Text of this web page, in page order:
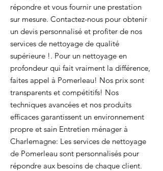
répondre et vous fournir une prestation
sur mesure. Contactez-nous pour obtenir
un devis personnalisé et profiter de nos
services de nettoyage de qualité
supérieure !. Pour un nettoyage en
profondeur qui fait vraiment la différence,
faites appel à Pomerleau! Nos prix sont
transparents et compétitifs! Nos
techniques avancées et nos produits
efficaces garantissent un environnement
propre et sain Entretien ménager à
Charlemagne: Les services de nettoyage
de Pomerleau sont personnalisés pour
répondre aux besoins de chaque client.